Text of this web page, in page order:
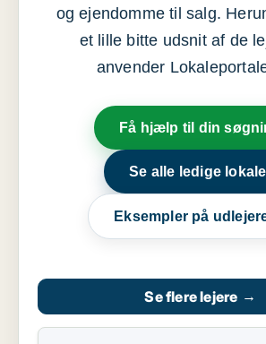
og ejendomme til salg.
et lille bitte udsnit af de
anvender
Få hjælp til din
Se alle ledige
Eksempler på
Se flere lejere →